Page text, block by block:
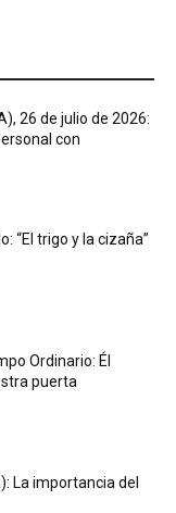
26 de julio de 2026:
con
“El trigo y la cizaña”
Ordinario: Él
puerta
La importancia del